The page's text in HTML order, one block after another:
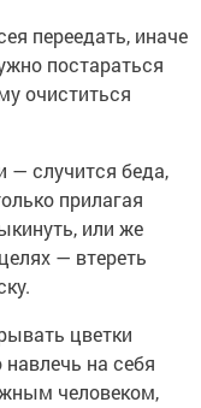
переедать, иначе
постараться
очиститься
— случится беда,
прилагая
или же
— втереть
цветки
на себя
человеком,